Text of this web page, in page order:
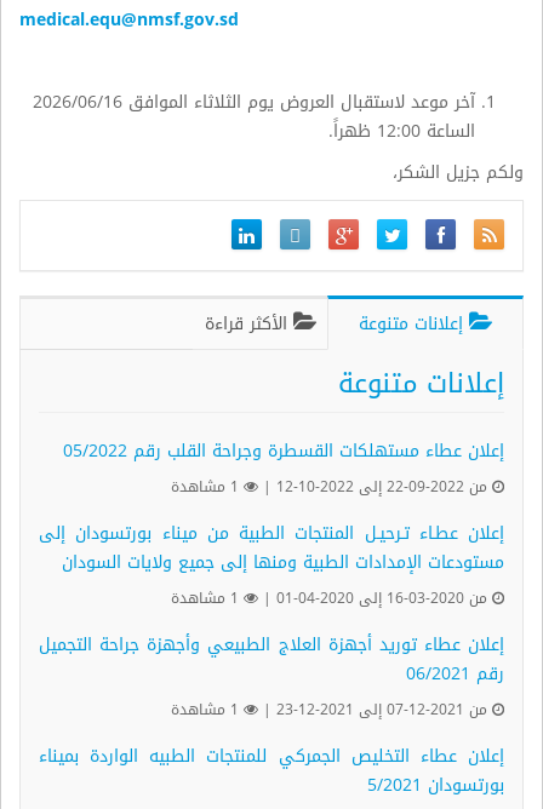
medical.equ@nmsf.gov.sd
آخر موعد لاستقبال العروض يوم الثلاثاء الموافق 16
/
06
/2026
الساعة 12:00 ظهراً.
ولكم جزيل الشكر،
إعلانات متنوعة الأكثر قراءة
إعلانات متنوعة
إعلان عطاء مستهلكات القسطرة وجراحة القلب رقم 05/2022
من 2022-09-22 إلى 2022-10-12 |
إعلان عطـاء تـرحيـل المنتجات الطبية من ميناء بورتسودان إلى
مستودعات الإمدادات الطبية ومنها إلى جميع ولايات السودان
من 2020-03-16 إلى 2020-04-01 |
إعلان عطاء توريد أجهزة العلاج الطبيعي وأجهزة جراحة التجميل
رقم 06/2021
من 2021-12-07 إلى 2021-12-23 |
إعلان عطاء التخليص الجمركي للمنتجات الطبيه الواردة بميناء
بورتسودان 5/2021